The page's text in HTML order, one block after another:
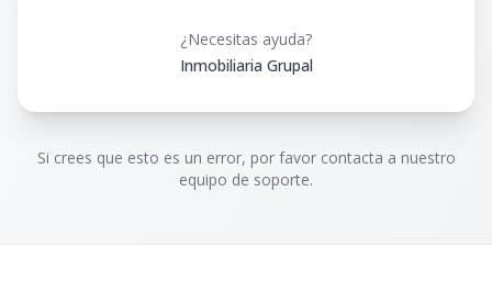
¿Necesitas ayuda?
Inmobiliaria Grupal
Si crees que esto es un error, por favor contacta a nuestro
equipo de soporte.